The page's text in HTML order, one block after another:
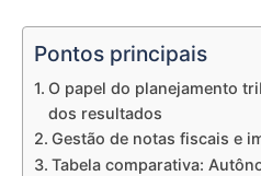
Pontos principais
O papel do planejamento
dos resultados
Gestão de notas fiscais e
Tabela comparativa: